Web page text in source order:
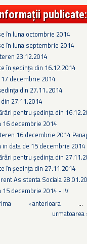
publicate:
în luna octombrie 2014
în luna septembrie 2014
23.12.2014
în ședința din 16.12.2014
decembrie 2014
din 27.11..2014
27.11.2014
pentru ședința din
16 decembrie 2014
16 decembrie 2014
in data de 15 decembrie 2014
pentru ședința din
în ședința din 27.11.2014
Asistenta Sociala
15 decembrie 2014 - IV
‹ anterioara
…
urmatoarea